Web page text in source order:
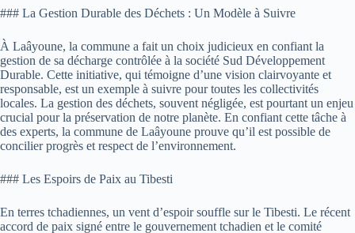
### La Gestion Durable des Déchets : Un Modèle à Suivre
À Laâyoune, la commune a fait un choix judicieux en confiant la
gestion de sa décharge contrôlée à la société Sud Développement
Durable. Cette initiative, qui témoigne d’une vision clairvoyante et
responsable, est un exemple à suivre pour toutes les collectivités
locales. La gestion des déchets, souvent négligée, est pourtant un enjeu
crucial pour la préservation de notre planète. En confiant cette tâche à
des experts, la commune de Laâyoune prouve qu’il est possible de
concilier progrès et respect de l’environnement.
### Les Espoirs de Paix au Tibesti
En terres tchadiennes, un vent d’espoir souffle sur le Tibesti. Le récent
accord de paix signé entre le gouvernement tchadien et le comité